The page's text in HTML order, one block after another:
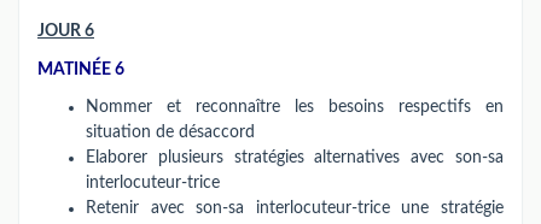
JOUR 6
MATINÉE 6
Nommer et reconnaître les besoins respectifs en
situation de désaccord
Elaborer plusieurs stratégies alternatives avec son-sa
interlocuteur-trice
Retenir avec son-sa interlocuteur-trice une stratégie